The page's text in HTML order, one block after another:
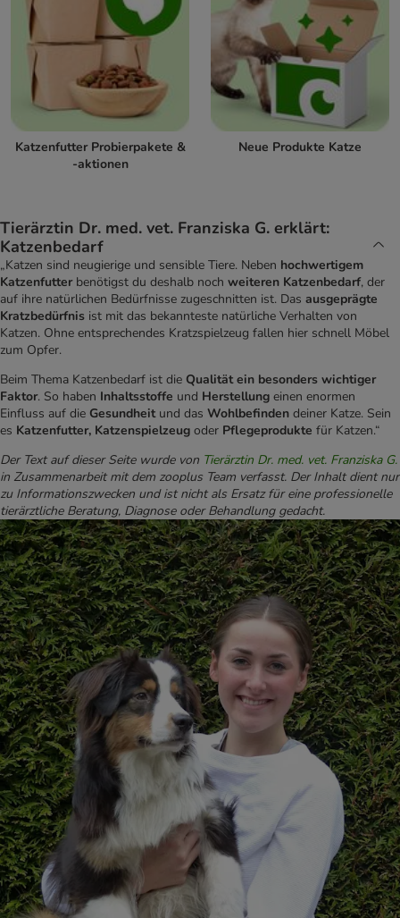
Katzenfutter Probierpakete &
-aktionen
Neue Produkte Katze
Tierärztin Dr. med. vet. Franziska G. erklärt:
Katzenbedarf
„Katzen sind neugierige und sensible Tiere. Neben hochwertigem
Katzenfutterbenötigst du deshalb noch weiteren Katzenbedarf, der
auf ihre natürlichen Bedürfnisse zugeschnitten ist. Das ausgeprägte
Kratzbedürfnis ist mit das bekannteste natürliche Verhalten von
Katzen. Ohne entsprechendes Kratzspielzeug fallen hier schnell Möbel
zum Opfer.
Beim Thema Katzenbedarf ist die Qualität ein besonders wichtiger
Faktor. So haben Inhaltsstoffe und Herstellung einen enormen
Einfluss auf die Gesundheitund das Wohlbefinden deiner Katze. Sein
es Katzenfutter, Katzenspielzeug oder Pflegeprodukte für Katzen.“
Der Text auf dieser Seite wurde von Tierärztin Dr. med. vet. Franziska G.
in Zusammenarbeit mit dem zooplus Team verfasst. Der Inhalt dient nur
zu Informationszwecken und ist nicht als Ersatz für eine professionelle
tierärztliche Beratung, Diagnose oder Behandlung gedacht.